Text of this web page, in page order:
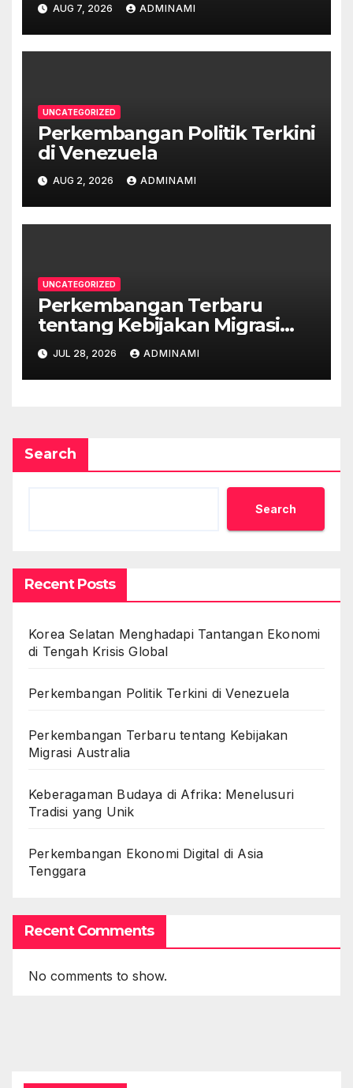
AUG 7, 2026 ADMINAMI
UNCATEGORIZED
Perkembangan Politik Terkini
di Venezuela
AUG 2, 2026 ADMINAMI
UNCATEGORIZED
Perkembangan Terbaru
tentang Kebijakan Migrasi
Australia
JUL 28, 2026 ADMINAMI
Search
Search
Recent Posts
Korea Selatan Menghadapi Tantangan Ekonomi
di Tengah Krisis Global
Perkembangan Politik Terkini di Venezuela
Perkembangan Terbaru tentang Kebijakan
Migrasi Australia
Keberagaman Budaya di Afrika: Menelusuri
Tradisi yang Unik
Perkembangan Ekonomi Digital di Asia
Tenggara
Recent Comments
No comments to show.